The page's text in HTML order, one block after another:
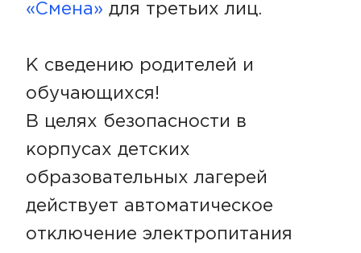
«Смена» для третьих лиц.
К сведению родителей и
обучающихся!
В целях безопасности в
корпусах детских
образовательных лагерей
действует автоматическое
отключение электропитания